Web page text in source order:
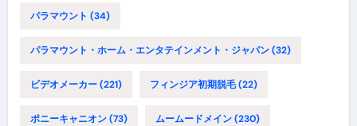
パラマウント (34)
パラマウント・ホーム・エンタテインメント・ジャパン(32)
ビデオメーカー(221) フィンジア初期脱毛(22)
ポニーキャニオン(73) ムームードメイン(230)